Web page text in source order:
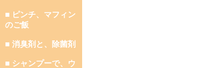
■ ピンチ、マフィン
のご飯
■ 消臭剤と、除菌剤
■ シャンプーで、ウ